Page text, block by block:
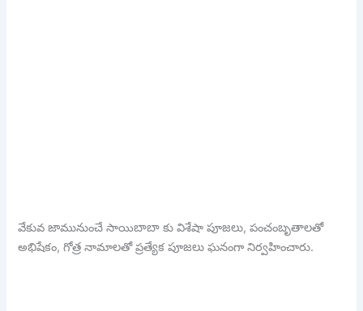
వేకువ జామునుంచే సాయిబాబా కు విశేషా పూజలు, పంచంబృతాలతో
అభిషేకం, గోత్ర నామాలతో ప్రత్యేక పూజలు ఘనంగా నిర్వహించారు.